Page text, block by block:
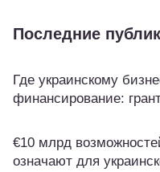
Последние
Где украинскому
финансирование:
€10 млрд
означают для